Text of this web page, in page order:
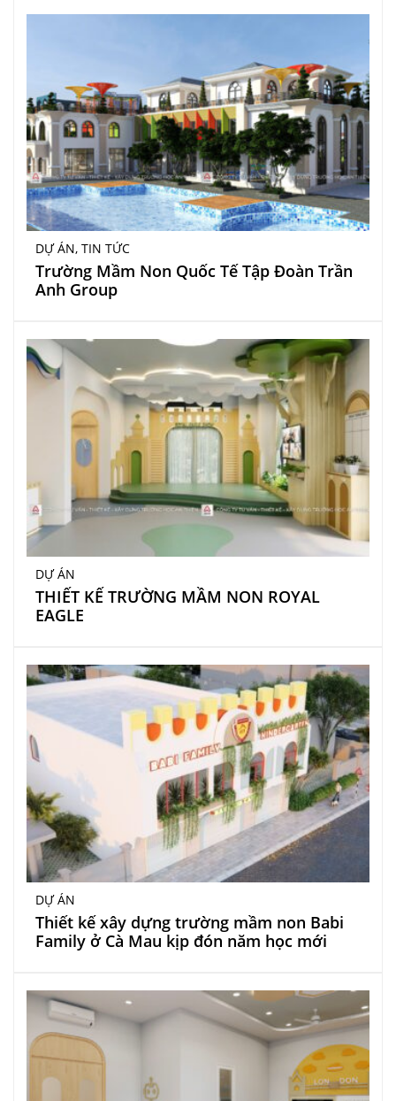
DỰ ÁN, TIN TỨC
Trường Mầm Non Quốc Tế Tập Đoàn Trần
Anh Group
DỰ ÁN
THIẾT KẾ TRƯỜNG MẦM NON ROYAL
EAGLE
DỰ ÁN
Thiết kế xây dựng trường mầm non Babi
Family ở Cà Mau kịp đón năm học mới